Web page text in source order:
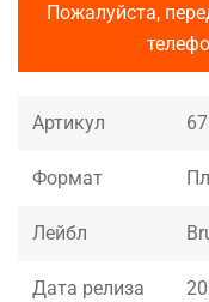
Пожалуйста,
Артикул
Формат
Лейбл
Дата релиза